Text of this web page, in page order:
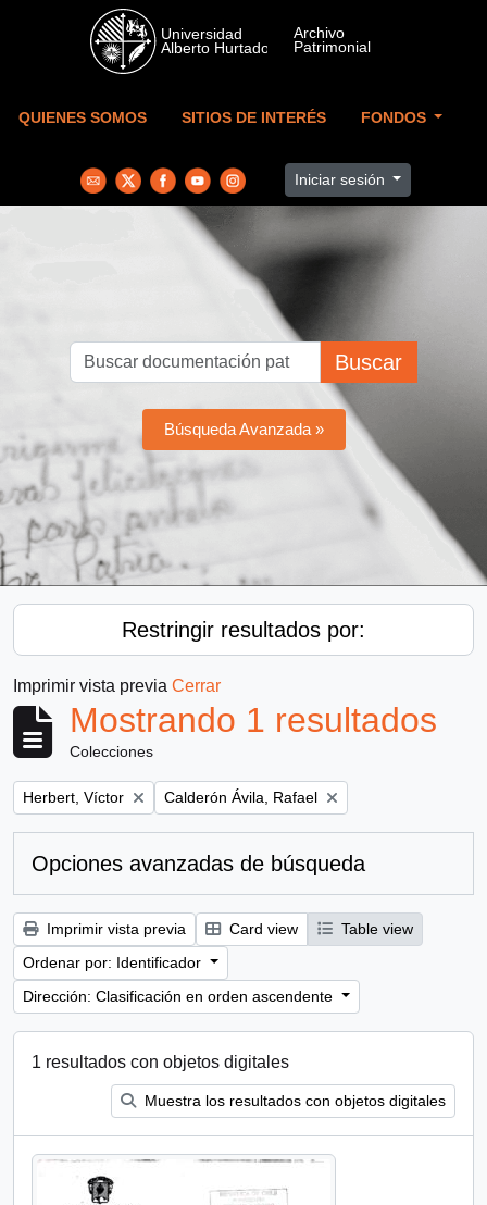
Skip to main content
QUIENES SOMOS SITIOS DE INTERÉS FONDOS
Iniciar sesión
Buscar
Búsqueda Avanzada »
Restringir resultados por:
Imprimir vista previa Cerrar
Mostrando 1 resultados
Colecciones
Remove filter:
Herbert, Víctor Remove filter:
Calderón Ávila, Rafael
Opciones avanzadas de búsqueda
Imprimir vista previa Card view
Table view
Ordenar por: Identificador
Dirección: Clasificación en orden ascendente
1 resultados con objetos digitales
Muestra los resultados con objetos digitales